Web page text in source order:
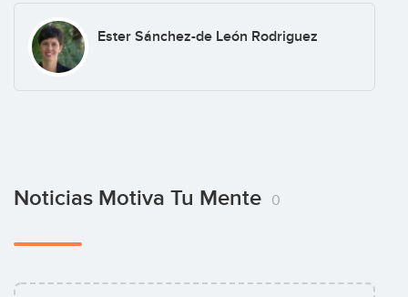
Ester Sánchez-de León Rodriguez
Noticias Motiva Tu Mente 0